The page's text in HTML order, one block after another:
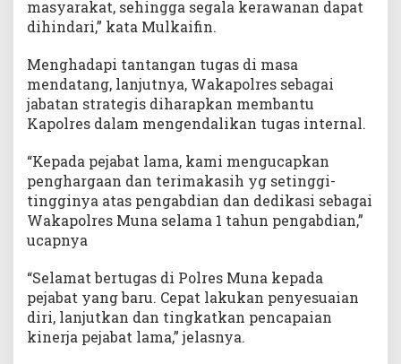
masyarakat, sehingga segala kerawanan dapat
dihindari,” kata Mulkaifin.
Menghadapi tantangan tugas di masa
mendatang, lanjutnya, Wakapolres sebagai
jabatan strategis diharapkan membantu
Kapolres dalam mengendalikan tugas internal.
“Kepada pejabat lama, kami mengucapkan
penghargaan dan terimakasih yg setinggi-
tingginya atas pengabdian dan dedikasi sebagai
Wakapolres Muna selama 1 tahun pengabdian,”
ucapnya
“Selamat bertugas di Polres Muna kepada
pejabat yang baru. Cepat lakukan penyesuaian
diri, lanjutkan dan tingkatkan pencapaian
kinerja pejabat lama,” jelasnya.